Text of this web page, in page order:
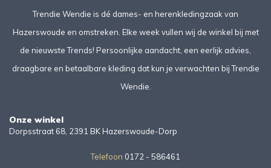
Trendie Wendie is dé dames- en herenkledingzaak van
Hazerswoude en omstreken. Elke week vullen wij de winkel bij met
de nieuwste Trends! Persoonlijke aandacht, een eerlijk advies,
draagbare en betaalbare kleding dat kun je verwachten bij Trendie
Wendie.
Onze winkel
Dorpsstraat 68, 2391 BK Hazerswoude-Dorp
Telefoon 0172 - 586461